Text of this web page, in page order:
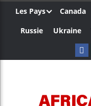
Les Pays Canada
Russie
Ukraine